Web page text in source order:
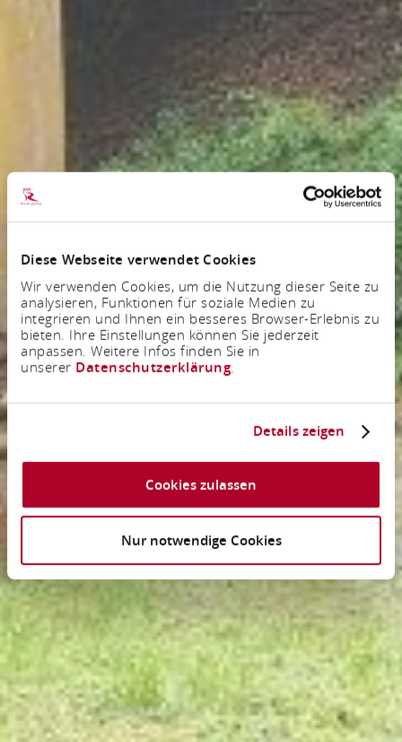
Diese Webseite verwendet Cookies
Wir verwenden Cookies, um die Nutzung dieser Seite zu
analysieren, Funktionen für soziale Medien zu
integrieren und Ihnen ein besseres Browser-Erlebnis zu
bieten. Ihre Einstellungen können Sie jederzeit
anpassen. Weitere Infos finden Sie in
unserer Datenschutzerklärung.
Details zeigen
Cookies zulassen
Nur notwendige Cookies